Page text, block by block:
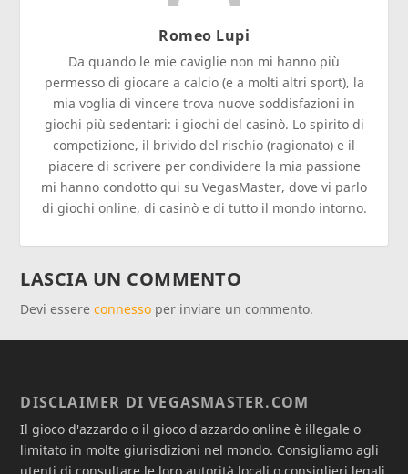
Romeo Lupi
Da quando le mie caviglie non mi hanno più
permesso di giocare a calcio (e a molti altri sport), la
mia voglia di vincere trova nuove soddisfazioni in
giochi più sedentari: i giochi del casinò. Lo spirito di
competizione, il brivido del rischio (ragionato) e il
piacere di scrivere per condividere la mia passione
mi hanno condotto qui su VegasMaster, dove vi parlo
di giochi online, di casinò e di tutto il mondo intorno.
LASCIA UN COMMENTO
Devi essereconnesso per inviare un commento.
DISCLAIMER DI VEGASMASTER.COM
Il gioco d'azzardo o il gioco d'azzardo online è illegale o
limitato in molte giurisdizioni nel mondo. Consigliamo agli
utenti di consultare le loro autorità locali o consiglieri legali